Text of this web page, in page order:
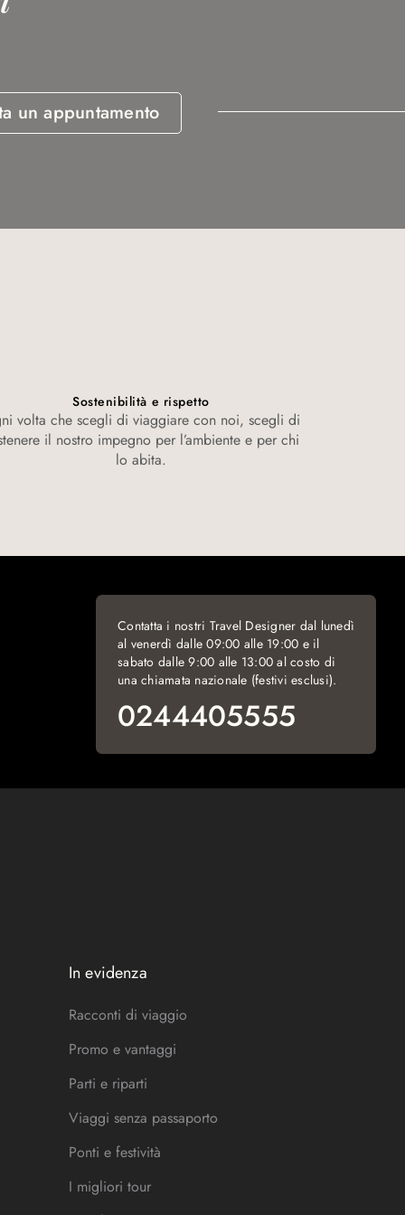
un appuntamento
Sostenibilità e rispetto
volta che scegli di viaggiare con noi, scegli di
il nostro impegno per l’ambiente e per chi
lo abita.
Contatta i nostri Travel Designer dal lunedì
al venerdì dalle 09:00 alle 19:00 e il
sabato dalle 9:00 alle 13:00 al costo di
una chiamata nazionale (festivi esclusi).
0244405555
In evidenza
Racconti di viaggio
Promo e vantaggi
Parti e riparti
Viaggi senza passaporto
Ponti e festività
I migliori tour